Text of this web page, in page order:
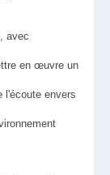
avec
en œuvre un
l'écoute envers